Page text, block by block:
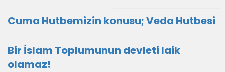
Cuma Hutbemizin konusu; Veda Hutbesi
Bir İslam Toplumunun devleti laik
olamaz!